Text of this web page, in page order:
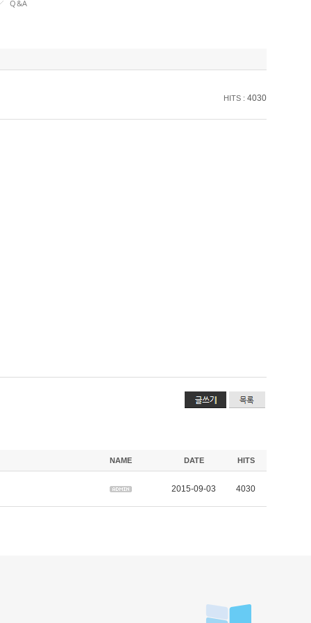
Q&A
HITS : 4030
NAME DATE HITS
2015-09-03 4030